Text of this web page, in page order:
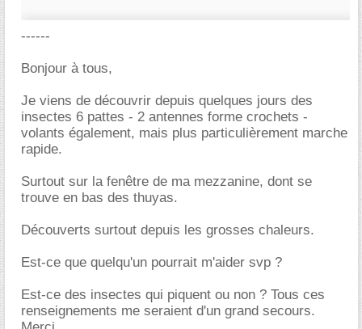
------
Bonjour à tous,
Je viens de découvrir depuis quelques jours des
insectes 6 pattes - 2 antennes forme crochets -
volants également, mais plus particulièrement marche
rapide.
Surtout sur la fenêtre de ma mezzanine, dont se
trouve en bas des thuyas.
Découverts surtout depuis les grosses chaleurs.
Est-ce que quelqu'un pourrait m'aider svp ?
Est-ce des insectes qui piquent ou non ? Tous ces
renseignements me seraient d'un grand secours.